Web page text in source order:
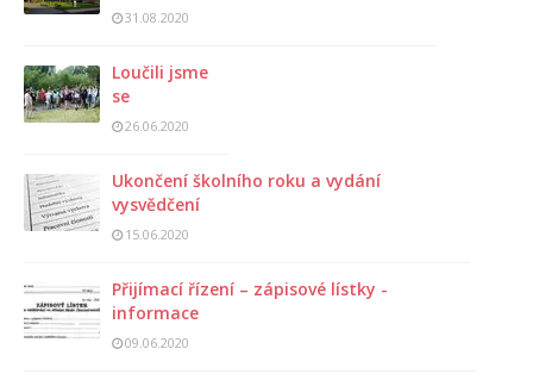
31.08.2020
Loučili jsme
se
26.06.2020
Ukončení školního roku a vydání
vysvědčení
15.06.2020
Přijímací řízení – zápisové lístky -
informace
09.06.2020